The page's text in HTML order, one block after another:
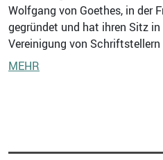
Wolfgang von Goethes, in der
gegründet und hat ihren Sitz
Vereinigung von Schriftstellern
MEHR